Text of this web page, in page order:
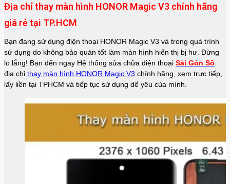
Địa chỉ thay màn hình HONOR Magic V3 chính hãng
giá rẻ tại TP.HCM
Bạn đang sử dụng điện thoại HONOR Magic V3 và trong quá trình
sử dụng do không bảo quản tốt làm màn hình hiển thị bị hư. Đừng
lo lắng! Bạn đến ngay Hệ thống sửa chữa điện thoại Sài Gòn Số
địa chỉ thay màn hình HONOR Magic V3 chính hãng, xem trực tiếp,
lấy liền tại TPHCM và tiếp tục sử dụng dế yêu của mình.